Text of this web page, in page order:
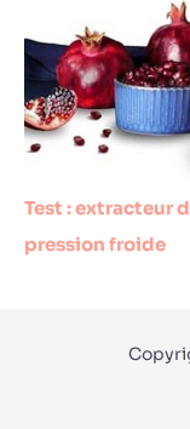
Test : extracteur
pression froide